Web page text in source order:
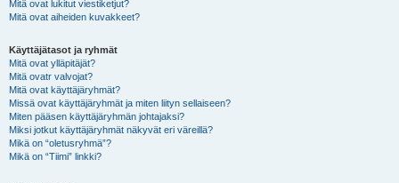
Mitä ovat lukitut viestiketjut?
Mitä ovat aiheiden kuvakkeet?
Käyttäjätasot ja ryhmät
Mitä ovat ylläpitäjät?
Mitä ovatr valvojat?
Mitä ovat käyttäjäryhmät?
Missä ovat käyttäjäryhmät ja miten liityn sellaiseen?
Miten pääsen käyttäjäryhmän johtajaksi?
Miksi jotkut käyttäjäryhmät näkyvät eri väreillä?
Mikä on “oletusryhmä”?
Mikä on “Tiimi” linkki?